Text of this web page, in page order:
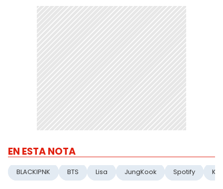
EN ESTA NOTA
BLACKIPNK BTS Lisa JungKook Spotify